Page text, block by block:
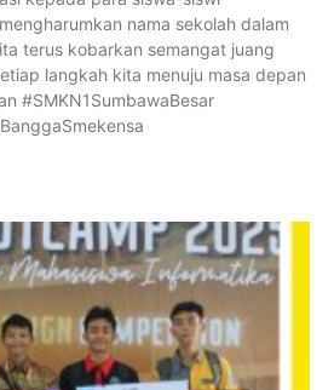
nama sekolah dalam
terus kobarkan semangat juang
langkah kita menuju masa depan
#SMKN1SumbawaBesar